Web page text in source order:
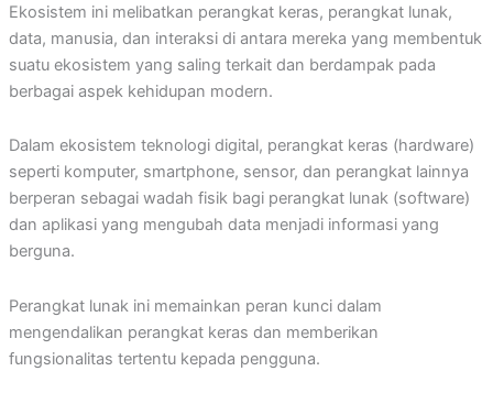
Ekosistem ini melibatkan perangkat keras, perangkat lunak,
data, manusia, dan interaksi di antara mereka yang membentuk
suatu ekosistem yang saling terkait dan berdampak pada
berbagai aspek kehidupan modern.
Dalam ekosistem teknologi digital, perangkat keras (hardware)
seperti komputer, smartphone, sensor, dan perangkat lainnya
berperan sebagai wadah fisik bagi perangkat lunak (software)
dan aplikasi yang mengubah data menjadi informasi yang
berguna.
Perangkat lunak ini memainkan peran kunci dalam
mengendalikan perangkat keras dan memberikan
fungsionalitas tertentu kepada pengguna.